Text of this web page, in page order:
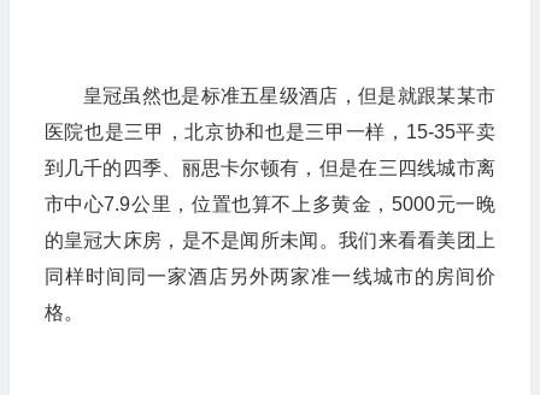
皇冠虽然也是标准五星级酒店，但是就跟某某市
医院也是三甲，北京协和也是三甲一样，15-35平卖
到几千的四季、丽思卡尔顿有，但是在三四线城市离
市中心7.9公里，位置也算不上多黄金，5000元一晚
的皇冠大床房，是不是闻所未闻。我们来看看美团上
同样时间同一家酒店另外两家准一线城市的房间价
格。